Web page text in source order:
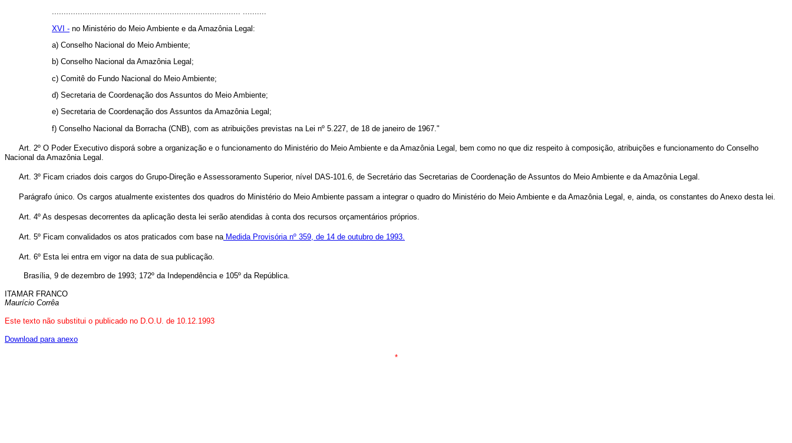
................................................................................ ..........
XVI - no Ministério do Meio Ambiente e da Amazônia Legal:
a) Conselho Nacional do Meio Ambiente;
b) Conselho Nacional da Amazônia Legal;
c) Comitê do Fundo Nacional do Meio Ambiente;
d) Secretaria de Coordenação dos Assuntos do Meio Ambiente;
e) Secretaria de Coordenação dos Assuntos da Amazônia Legal;
f) Conselho Nacional da Borracha (CNB), com as atribuições previstas na Lei nº 5.227, de 18 de janeiro de 1967."
Art. 2º O Poder Executivo disporá sobre a organização e o funcionamento do Ministério do Meio Ambiente e da Amazônia Legal, bem como no que diz respeito à composição, atribuições e funcionamento do Conselho
Nacional da Amazônia Legal.
Art. 3º Ficam criados dois cargos do Grupo-Direção e Assessoramento Superior, nível DAS-101.6, de Secretário das Secretarias de Coordenação de Assuntos do Meio Ambiente e da Amazônia Legal.
Parágrafo único. Os cargos atualmente existentes dos quadros do Ministério do Meio Ambiente passam a integrar o quadro do Ministério do Meio Ambiente e da Amazônia Legal, e, ainda, os constantes do Anexo desta lei.
Art. 4º As despesas decorrentes da aplicação desta lei serão atendidas à conta dos recursos orçamentários próprios.
Art. 5º Ficam convalidados os atos praticados com base na Medida Provisória nº 359, de 14 de outubro de 1993.
Art. 6º Esta lei entra em vigor na data de sua publicação.
Brasília, 9 de dezembro de 1993; 172º da Independência e 105º da República.
ITAMAR FRANCO
Maurício Corrêa
Este texto não substitui o publicado no D.O.U. de 10.12.1993
Download para anexo
*